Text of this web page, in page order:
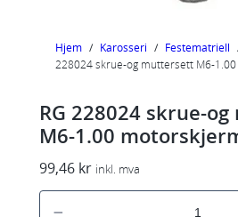
Hjem / Karosseri / Festematriell
228024 skrue-og muttersett M6-
RG 228024 skrue-
M6-1.00
99,46 kr inkl. mva
R